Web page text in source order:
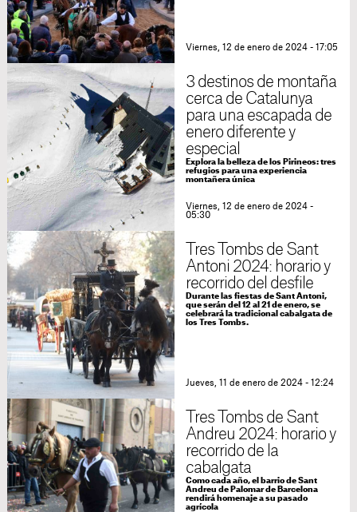
Viernes, 12 de enero de 2024 - 17:05
3 destinos de montaña
cerca de Catalunya
para una escapada de
enero diferente y
especial
Explora la belleza de los Pirineos: tres
refugios para una experiencia
montañera única
Viernes, 12 de enero de 2024 -
05:30
Tres Tombs de Sant
Antoni 2024: horario y
recorrido del desfile
Durante las fiestas de Sant Antoni,
que serán del 12 al 21 de enero, se
celebrará la tradicional cabalgata de
los Tres Tombs.
Jueves, 11 de enero de 2024 - 12:24
Tres Tombs de Sant
Andreu 2024: horario y
recorrido de la
cabalgata
Como cada año, el barrio de Sant
Andreu de Palomar de Barcelona
rendirá homenaje a su pasado
agrícola